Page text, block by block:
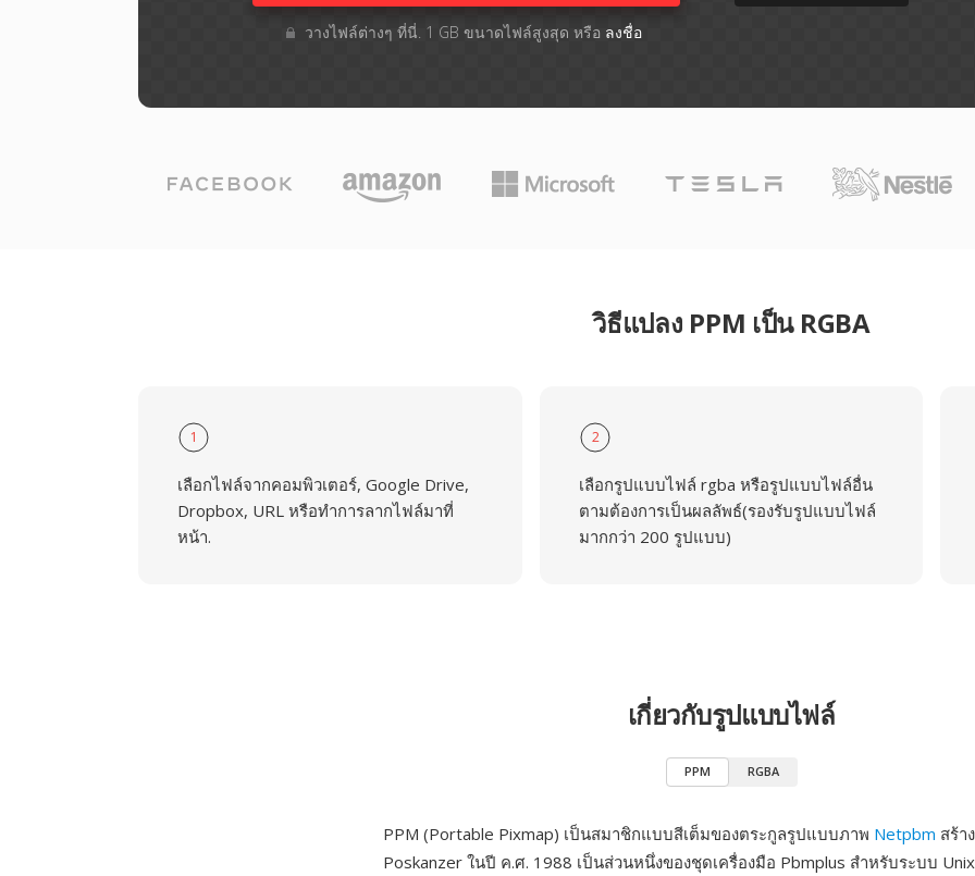
วางไฟล์ต่างๆ​ ที่นี่. 1 GB ขนาดไฟล์สูงสุด หรือ ลงชื่อ
วิธีแปลง PPM เป็น RGBA
1
เลือกไฟล์จากคอมพิวเตอร์, Google Drive,
Dropbox, URL หรือทำการลากไฟล์มาที่
หน้า.
2
เลือกรูปแบบไฟล์ rgba หรือรูปแบบไฟล์อื่น
ตามต้องการเป็นผลลัพธ์(รองรับรูปแบบไฟล์
มากกว่า 200 รูปแบบ)
เกี่ยวกับรูปแบบไฟล์
PPM RGBA
PPM (Portable Pixmap) เป็นสมาชิกแบบสีเต็มของตระกูลรูปแบบภาพ Netpbm สร้า
Poskanzer ในปี ค.ศ. 1988 เป็นส่วนหนึ่งของชุดเครื่องมือ Pbmplus สำหรับระบบ